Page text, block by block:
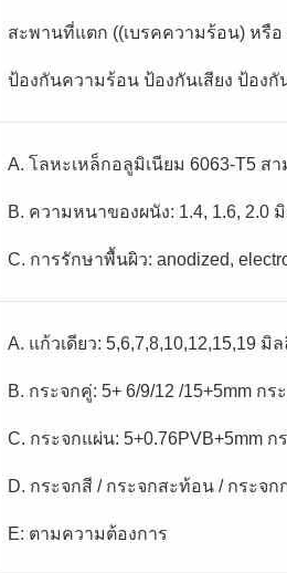
สะพานที่แตก ((เบรคความร้อน) หรื
ป้องกันความร้อน ป้องกันเสียง ป้อง
A. โลหะเหล็กอลูมิเนียม 6063-T5 ส
B. ความหนาของผนัง: 1.4, 1.6, 2.0
C. การรักษาพื้นผิว: anodized,
A. แก้วเดียว: 5,6,7,8,10,12,15,19 มิ
B. กระจกคู่: 5+ 6/9/12 /15+5mm กร
C. กระจกแผ่น: 5+0.76PVB+5mm ก
D. กระจกสี / กระจกสะท้อน / กระจก
E: ตามความต้องการ